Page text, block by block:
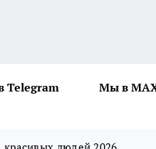
Telegram Мы в